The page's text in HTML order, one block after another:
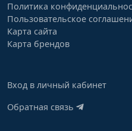
Политика
Пользовательское
Карта сайта
Карта брендов
Вход в личный кабинет
Обратная связь